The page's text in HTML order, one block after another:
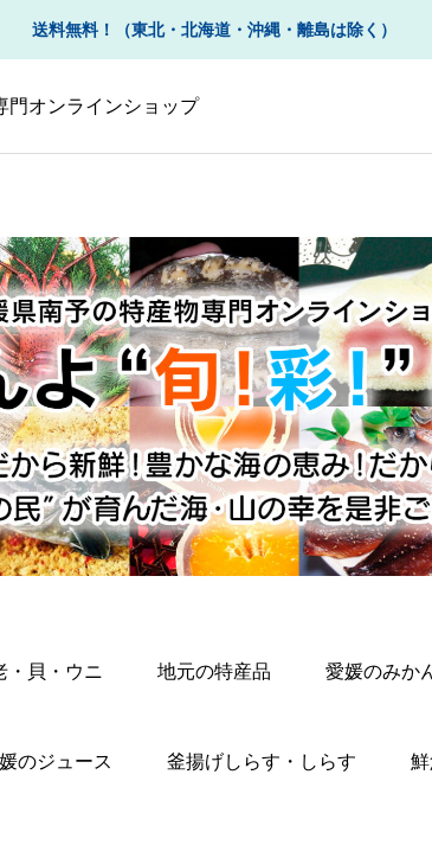
送料無料！（東北・北海道・沖縄・離島は除く）
門オンラインショップ
・貝・ウニ 地元の特産品 愛媛のみか
のジュース 釜揚げしらす・しらす 鮮